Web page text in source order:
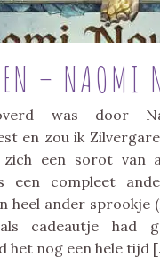
– NAOMI
was door
en zou ik
een sorot van
een compleet
heel ander sprookje
cadeautje had
het nog een hele tijd